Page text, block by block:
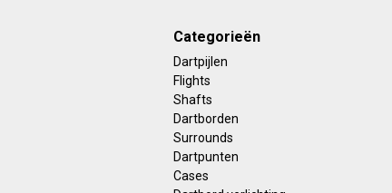
Categorieën
Dartpijlen
Flights
Shafts
Dartborden
Surrounds
Dartpunten
Cases